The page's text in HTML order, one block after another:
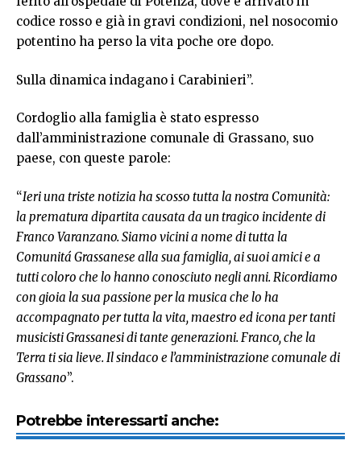
codice rosso e già in gravi condizioni, nel nosocomio
potentino ha perso la vita poche ore dopo.
Sulla dinamica indagano i Carabinieri”.
Cordoglio alla famiglia è stato espresso
dall’amministrazione comunale di Grassano, suo
paese, con queste parole:
“Ieri una triste notizia ha scosso tutta la nostra Comunità:
la prematura dipartita causata da un tragico incidente di
Franco Varanzano. Siamo vicini a nome di tutta la
Comunitá Grassanese alla sua famiglia, ai suoi amici e a
tutti coloro che lo hanno conosciuto negli anni. Ricordiamo
con gioia la sua passione per la musica che lo ha
accompagnato per tutta la vita, maestro ed icona per tanti
musicisti Grassanesi di tante generazioni. Franco, che la
Terra ti sia lieve. Il sindaco e l’amministrazione comunale di
Grassano”.
Potrebbe interessarti anche: